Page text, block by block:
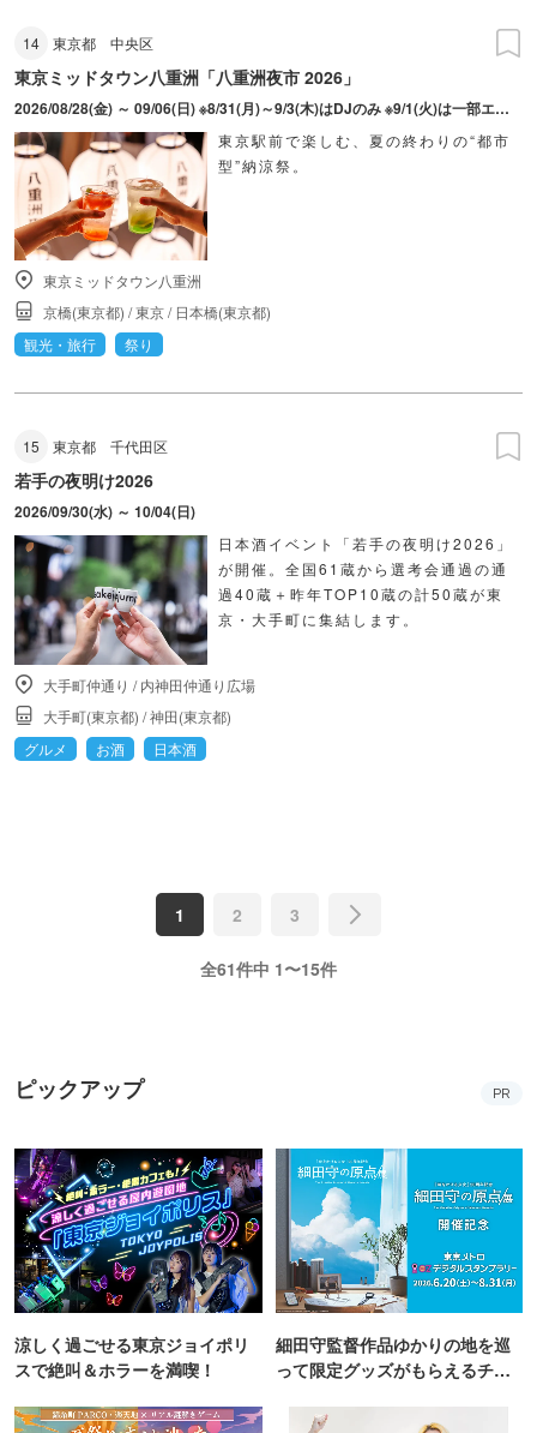
14 東京都 中央区
東京ミッドタウン八重洲「八重洲夜市 2026」
2026/08/28(金) ～ 09/06(日) ※8/31(月)～9/3(木)はDJのみ ※9/1(火)は一部エリア貸切予定
東京駅前で楽しむ、夏の終わりの“都市
型”納涼祭。
東京ミッドタウン八重洲
京橋(東京都) /東京/ 日本橋(東京都)
観光・旅行
祭り
15 東京都 千代田区
若手の夜明け2026
2026/09/30(水) ～ 10/04(日)
日本酒イベント「若手の夜明け2026」
が開催。全国61蔵から選考会通過の通
過40蔵＋昨年TOP10蔵の計50蔵が東
京・大手町に集結します。
大手町仲通り /内神田仲通り広場
大手町(東京都) /神田(東京都)
グルメ
お酒 日本酒
1 2 3
全61件中 1〜15件
ピックアップ PR
涼しく過ごせる東京ジョイポリ
スで絶叫＆ホラーを満喫！
細田守監督作品ゆかりの地を巡
って限定グッズがもらえるチャ